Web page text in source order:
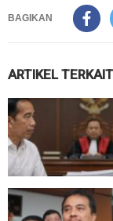
BAGIKAN
ARTIKEL TERKAIT